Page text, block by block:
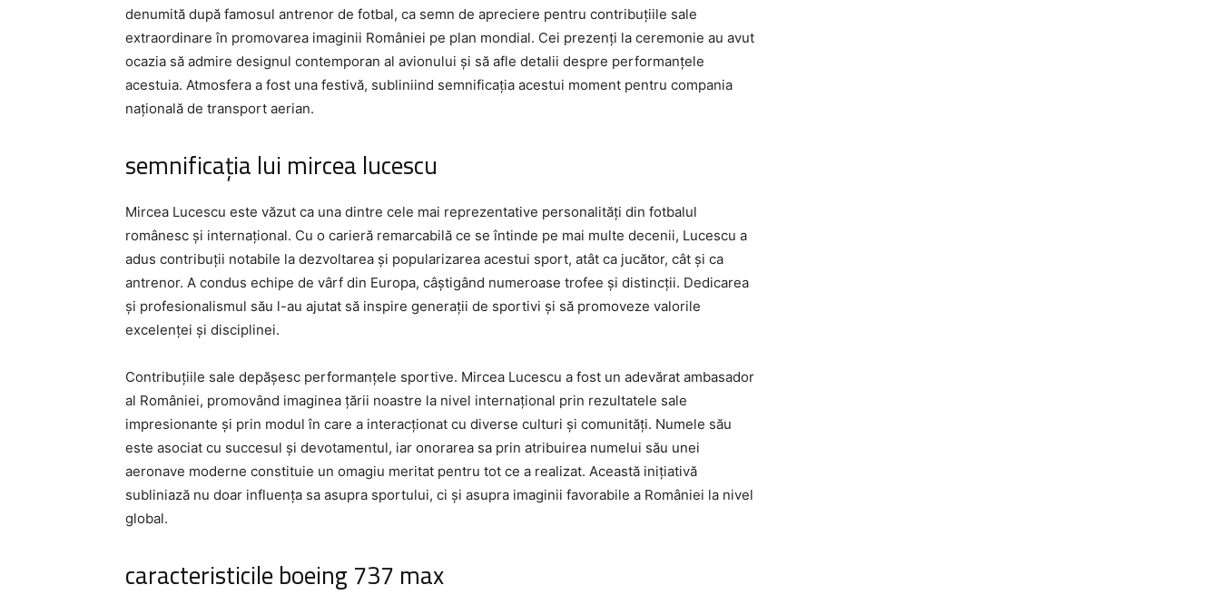
denumită după famosul antrenor de fotbal, ca semn de apreciere pentru contribuțiile sale
extraordinare în promovarea imaginii României pe plan mondial. Cei prezenți la ceremonie au avut
ocazia să admire designul contemporan al avionului și să afle detalii despre performanțele
acestuia. Atmosfera a fost una festivă, subliniind semnificația acestui moment pentru compania
națională de transport aerian.
semnificația lui mircea lucescu
Mircea Lucescu este văzut ca una dintre cele mai reprezentative personalități din fotbalul
românesc și internațional. Cu o carieră remarcabilă ce se întinde pe mai multe decenii, Lucescu a
adus contribuții notabile la dezvoltarea și popularizarea acestui sport, atât ca jucător, cât și ca
antrenor. A condus echipe de vârf din Europa, câștigând numeroase trofee și distincții. Dedicarea
și profesionalismul său l-au ajutat să inspire generații de sportivi și să promoveze valorile
excelenței și disciplinei.
Contribuțiile sale depășesc performanțele sportive. Mircea Lucescu a fost un adevărat ambasador
al României, promovând imaginea țării noastre la nivel internațional prin rezultatele sale
impresionante și prin modul în care a interacționat cu diverse culturi și comunități. Numele său
este asociat cu succesul și devotamentul, iar onorarea sa prin atribuirea numelui său unei
aeronave moderne constituie un omagiu meritat pentru tot ce a realizat. Această inițiativă
subliniază nu doar influența sa asupra sportului, ci și asupra imaginii favorabile a României la nivel
global.
caracteristicile boeing 737 max